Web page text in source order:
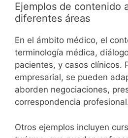
Ejemplos de contenido
diferentes áreas
En el ámbito médico, el
terminología médica,
pacientes, y casos clínicos.
empresarial, se pueden
aborden negociaciones,
correspondencia
Otros ejemplos incluyen